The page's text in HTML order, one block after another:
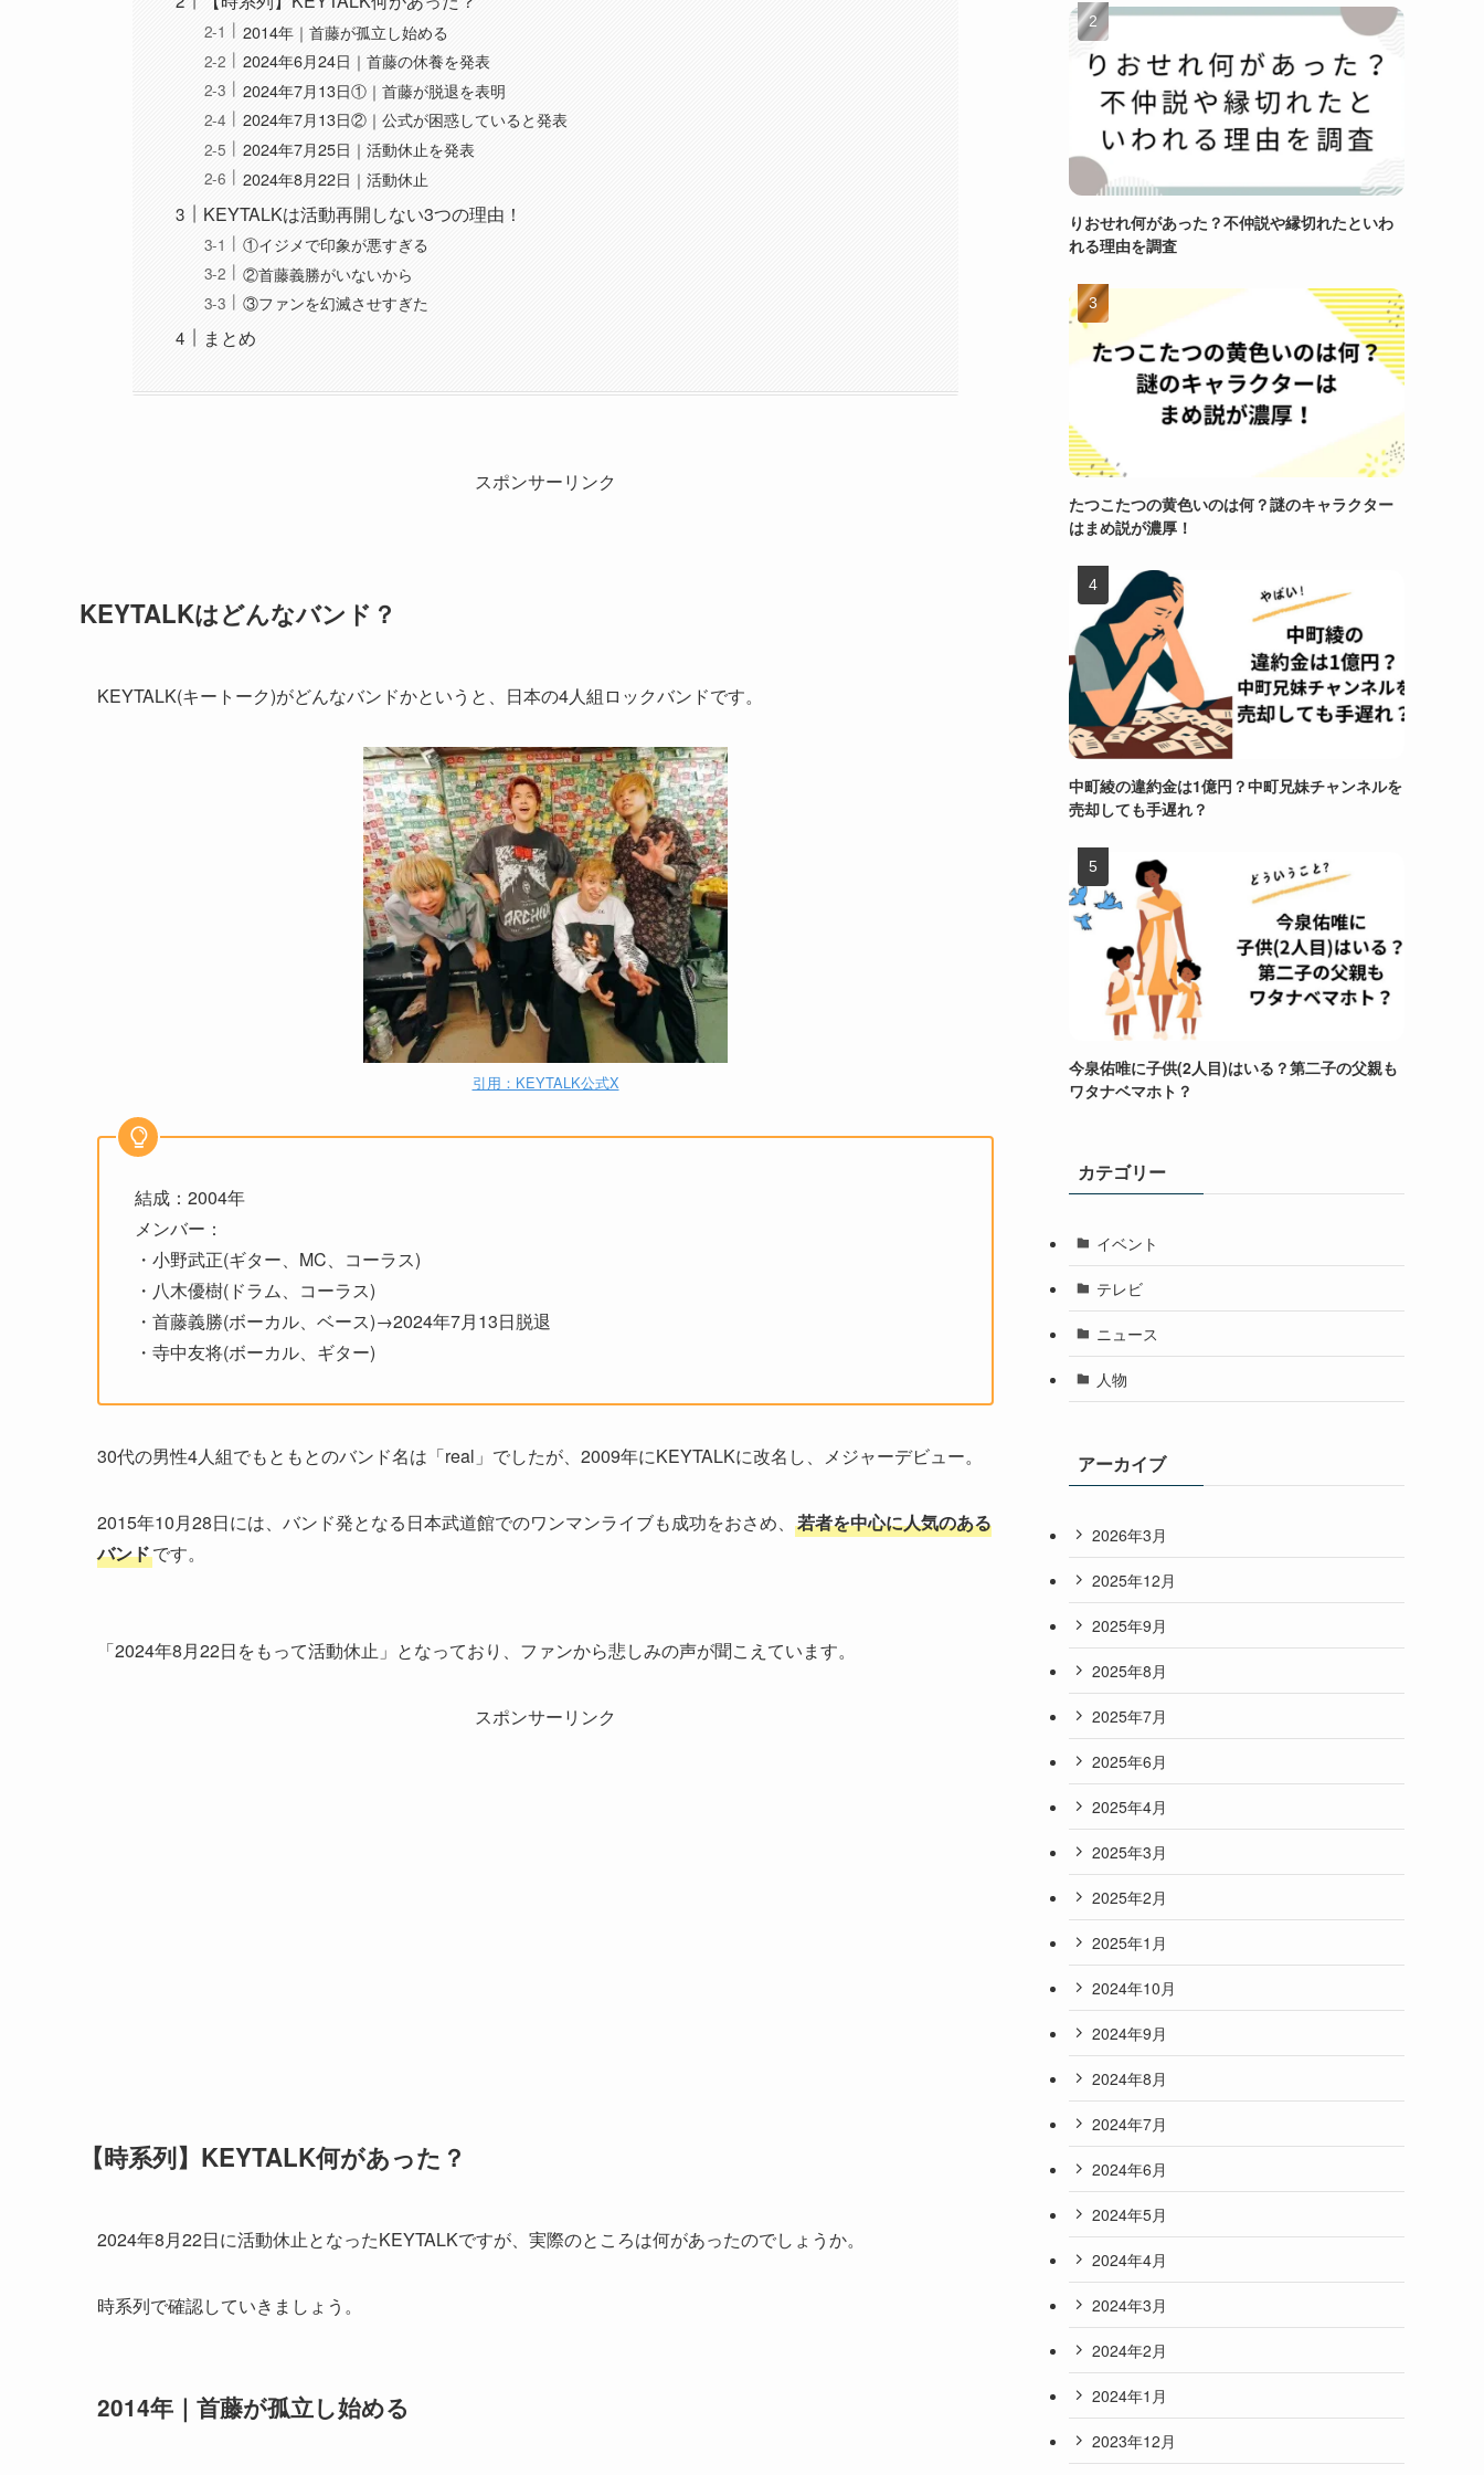
2014年｜首藤が孤立し始める
2024年6月24日｜首藤の休養を発表
2024年7月13日①｜首藤が脱退を表明
2024年7月13日②｜公式が困惑していると発表
2024年7月25日｜活動休止を発表
2024年8月22日｜活動休止
KEYTALKは活動再開しない3つの理由！
①イジメで印象が悪すぎる
②首藤義勝がいないから
③ファンを幻滅させすぎた
まとめ
スポンサーリンク
KEYTALKはどんなバンド？
KEYTALK(キートーク)がどんなバンドかというと、日本の4人組ロックバンドです。
引用：KEYTALK公式X
結成：2004年
メンバー：
・小野武正(ギター、MC、コーラス)
・八木優樹(ドラム、コーラス)
・首藤義勝(ボーカル、ベース)→2024年7月13日脱退
・寺中友将(ボーカル、ギター)
30代の男性4人組でもともとのバンド名は「real」でしたが、2009年にKEYTALKに改名し、メジャーデビュー。
2015年10月28日には、バンド発となる日本武道館でのワンマンライブも成功をおさめ、 若者を中心に人気のある
バンドです。
「2024年8月22日をもって活動休止」となっており、ファンから悲しみの声が聞こえています。
スポンサーリンク
【時系列】KEYTALK何があった？
2024年8月22日に活動休止となったKEYTALKですが、実際のところは何があったのでしょうか。
時系列で確認していきましょう。
2014年｜首藤が孤立し始める
りおせれ何があった？不仲説や縁切れたといわ
れる理由を調査
たつこたつの黄色いのは何？謎のキャラクター
はまめ説が濃厚！
中町綾の違約金は1億円？中町兄妹チャンネルを
売却しても手遅れ？
今泉佑唯に子供(2人目)はいる？第二子の父親も
ワタナベマホト？
カテゴリー
イベント
テレビ
ニュース
人物
アーカイブ
2026年3月
2025年12月
2025年9月
2025年8月
2025年7月
2025年6月
2025年4月
2025年3月
2025年2月
2025年1月
2024年10月
2024年9月
2024年8月
2024年7月
2024年6月
2024年5月
2024年4月
2024年3月
2024年2月
2024年1月
2023年12月